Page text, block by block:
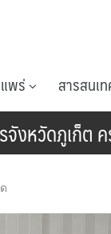
พร่ สารสนเ
จังหวัดภูเก็ต